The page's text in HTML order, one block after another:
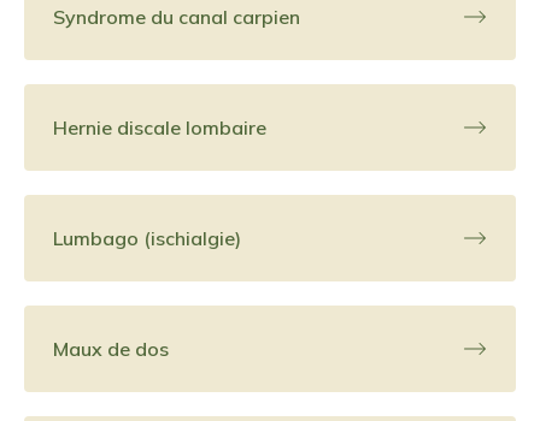
Syndrome du canal carpien
Hernie discale lombaire
Lumbago (ischialgie)
Maux de dos